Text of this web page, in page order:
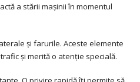
a stării mașinii în momentul
și farurile. Aceste elemente
și merită o atenție specială.